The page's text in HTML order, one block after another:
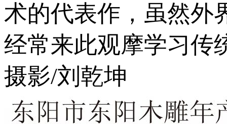
术的代表作，虽然外
经常来此观摩学习传
摄影/刘乾坤